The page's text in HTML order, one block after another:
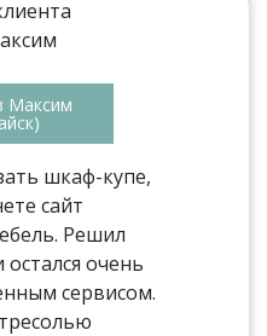
Максим
шкаф-купе,
сайт
Решил
остался очень
сервисом.